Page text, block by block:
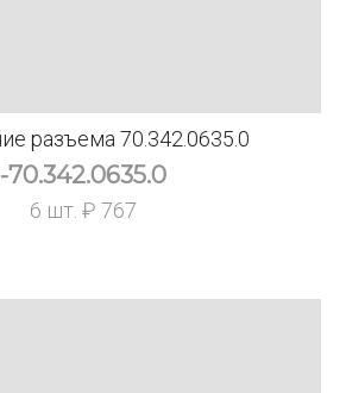
разъема 70.342.0635.0
-70.342.0635.0
6 шт. ₽ 767